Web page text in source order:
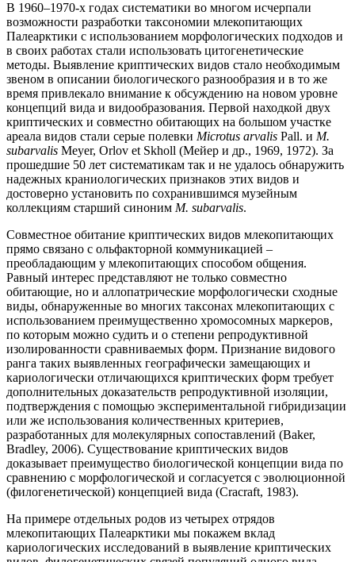
В 1960–1970-х годах систематики во многом исчерпали
возможности разработки таксономии млекопитающих
Палеарктики с использованием морфологических подходов и
в своих работах стали использовать цитогенетические
методы. Выявление криптических видов стало необходимым
звеном в описании биологического разнообразия и в то же
время привлекало внимание к обсуждению на новом уровне
концепций вида и видообразования. Первой находкой двух
криптических и совместно обитающих на большом участке
ареала видов стали серые полевки Microtus arvalis Pall. и M.
subarvalis Meyer, Orlov et Skholl (Мейер и др., 1969, 1972). За
прошедшие 50 лет систематикам так и не удалось обнаружить
надежных краниологических признаков этих видов и
достоверно установить по сохранившимся музейным
коллекциям старший синоним M. subarvalis.
Совместное обитание криптических видов млекопитающих
прямо связано с ольфакторной коммуникацией –
преобладающим у млекопитающих способом общения.
Равный интерес представляют не только совместно
обитающие, но и аллопатрические морфологически сходные
виды, обнаруженные во многих таксонах млекопитающих с
использованием преимущественно хромосомных маркеров,
по которым можно судить и о степени репродуктивной
изолированности сравниваемых форм. Признание видового
ранга таких выявленных географически замещающих и
кариологически отличающихся криптических форм требует
дополнительных доказательств репродуктивной изоляции,
подтверждения с помощью экспериментальной гибридизации
или же использования количественных критериев,
разработанных для молекулярных сопоставлений (Baker,
Bradley, 2006). Существование криптических видов
доказывает преимущество биологической концепции вида по
сравнению с морфологической и согласуется с эволюционной
(филогенетической) концепцией вида (Cracraft, 1983).
На примере отдельных родов из четырех отрядов
млекопитающих Палеарктики мы покажем вклад
кариологических исследований в выявление криптических